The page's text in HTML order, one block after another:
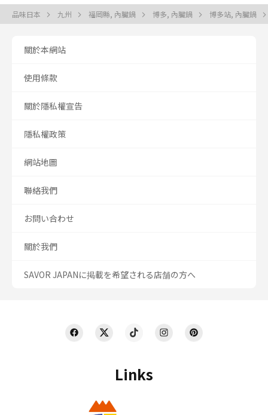
品味日本 九州 福岡縣, 內臟鍋 博多, 內臟鍋 博多站, 內臟鍋
Links
關於本網站
使用條款
關於隱私權宣告
隱私權政策
網站地圖
聯絡我們
お問い合わせ
關於我們
SAVOR JAPANに掲載を希望される店舗の方へ